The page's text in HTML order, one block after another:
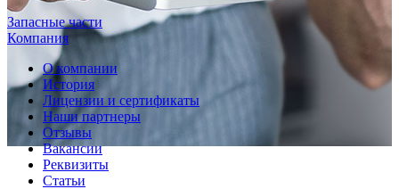
Запасные части
Компания
О компании
История
Лицензии и сертификаты
Наши партнеры
Отзывы
Вакансии
Реквизиты
Статьи